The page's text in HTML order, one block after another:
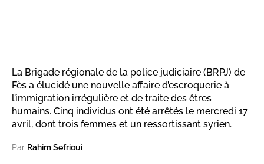
La Brigade régionale de la police judiciaire (BRPJ) de
Fès a élucidé une nouvelle affaire d’escroquerie à
l’immigration irrégulière et de traite des êtres
humains. Cinq individus ont été arrêtés le mercredi 17
avril, dont trois femmes et un ressortissant syrien.
Par Rahim Sefrioui